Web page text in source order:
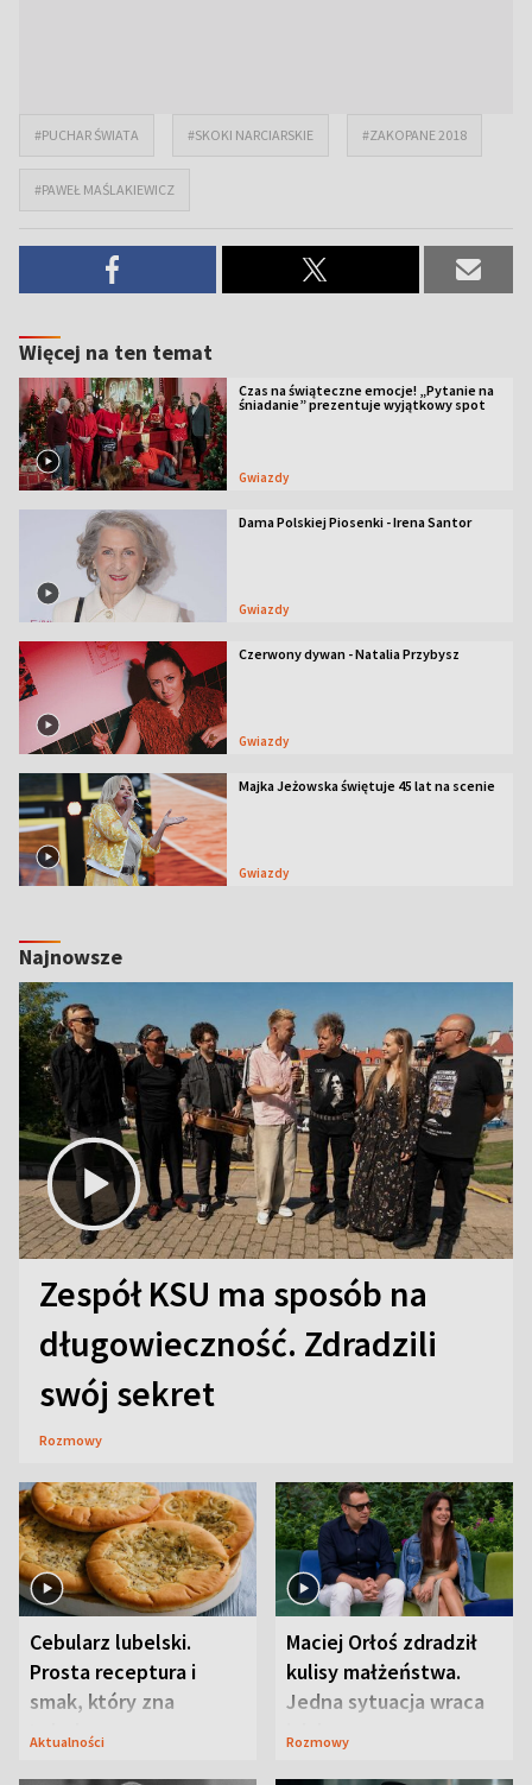
#PUCHAR ŚWIATA #SKOKI NARCIARSKIE #ZAKOPANE 2018
#PAWEŁ MAŚLAKIEWICZ
Więcej na ten temat
Czas na świąteczne emocje! „Pytanie na
śniadanie” prezentuje wyjątkowy spot
Gwiazdy
Dama Polskiej Piosenki - Irena Santor
Gwiazdy
Czerwony dywan - Natalia Przybysz
Gwiazdy
Majka Jeżowska świętuje 45 lat na scenie
Gwiazdy
Najnowsze
Zespół KSU ma sposób na
długowieczność. Zdradzili
swój sekret
Rozmowy
Cebularz lubelski.
Prosta receptura i
smak, który zna
Lubelszczyzna
Aktualności
Maciej Orłoś zdradził
kulisy małżeństwa.
Jedna sytuacja wraca
jak bumerang
Rozmowy